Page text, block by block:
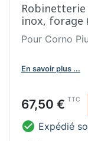
inox, forage
Pour Corno
En savoir plus ...
Prix
67,50 € TTC
 Expédié